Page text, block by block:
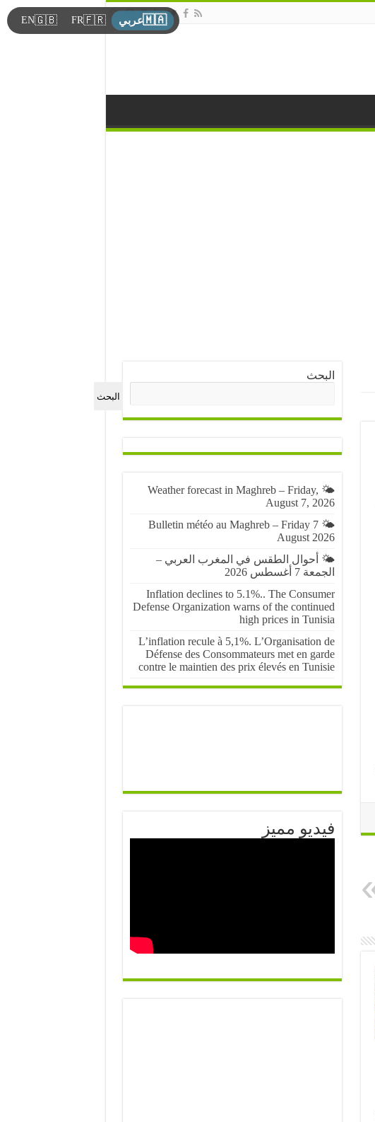
البحث
البحث
🌤️ Weather forecast in Maghreb – Friday,
August 7, 2026
🌤️ Bulletin météo au Maghreb – Friday 7
August 2026
🌤️ أحوال الطقس في المغرب العربي –
الجمعة 7 أغسطس 2026
Inflation declines to 5.1%.. The Consumer
Defense Organization warns of the continued
high prices in Tunisia
L’inflation recule à 5,1%. L’Organisation de
Défense des Consommateurs met en garde
contre le maintien des prix élevés en Tunisie
فيديو مميز
🇲🇦عربي 🇫🇷
FR
🇬🇧
EN